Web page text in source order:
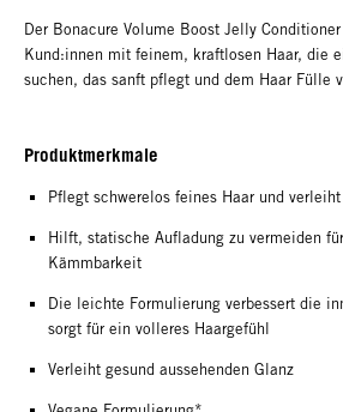
Der Bonacure Volume Boost Jelly
Kund:innen mit feinem, kraftlosen Haar, die
suchen, das sanft pflegt und dem Haar Fülle
Produktmerkmale
Pflegt schwerelos feines Haar und
Hilft, statische Aufladung zu vermeiden
Kämmbarkeit
Die leichte Formulierung verbessert die
sorgt für ein volleres Haargefühl
Verleiht gesund aussehenden Glanz